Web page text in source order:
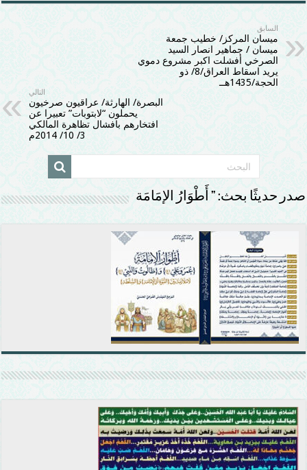
السابق
ميسان المركز/ خطيب جمعة
ميسان / جماهير انصار السيد
الصرخي أفشلت اكبر مشروع دموي
يريد اسقاط العراق/8/ ذو
الحجة/1435هــ
التالي
البصرة/ الهارثة/ عراقيون صرخيون
يحملون “لابتوبات” تعبيرا عن
افتخارهم بافشال تظاهرة المالكي
3/ 10/ 2014م
صدر حديثًا بحث: ” أَطْوَارُ الإمَامَة